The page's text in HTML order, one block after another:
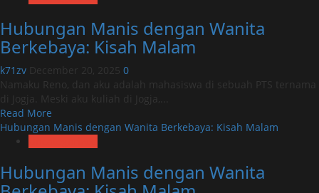
Manis
dengan
Wanita
Berkebaya:
Kisah
Malam
Hubungan Manis dengan Wanita
Berkebaya: Kisah Malam
k71zv December 20, 2025 0
Namaku Reno, dan aku adalah mahasiswa di sebuah PTS ternama
di Jogja. Meski aku kuliah di Jogja,...
Read More
more
Manis
dengan
Hubungan Manis dengan Wanita Berkebaya: Kisah Malam
Hubungan Manis dengan Wanita